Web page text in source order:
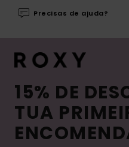
Precisas de ajuda?
15% DE
TUA